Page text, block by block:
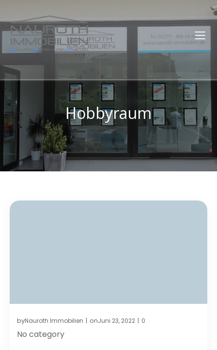
Hobbyraum
byNauroth Immobilien | onJuni 23, 2022 | 0
No category